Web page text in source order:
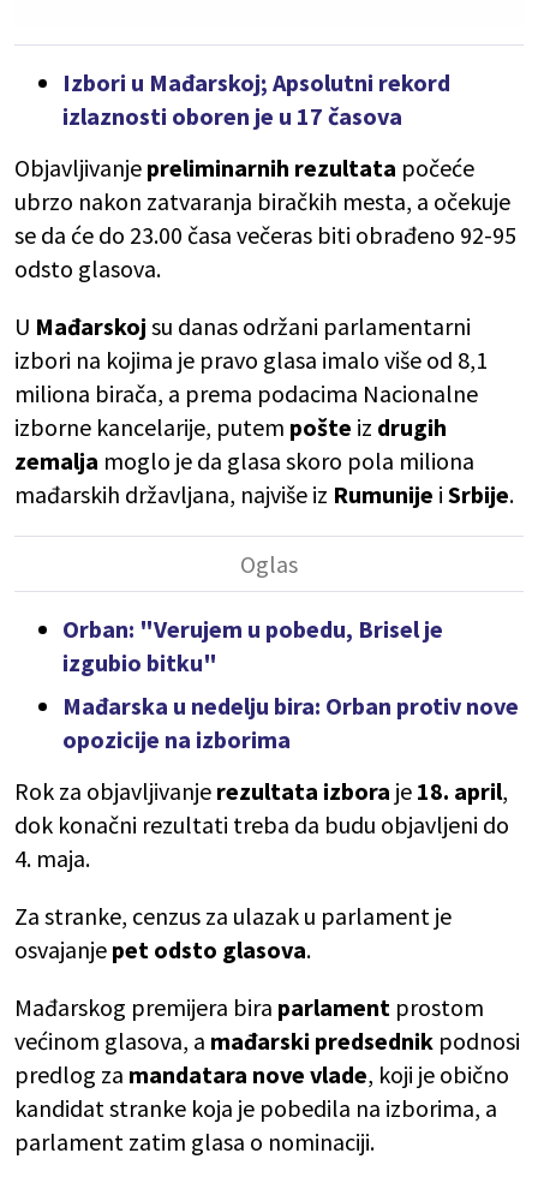
Izbori u Mađarskoj; Apsolutni rekord
izlaznosti oboren je u 17 časova
Objavljivanje preliminarnih rezultata počeće
ubrzo nakon zatvaranja biračkih mesta, a očekuje
se da će do 23.00 časa večeras biti obrađeno 92-95
odsto glasova.
U Mađarskoj su danas održani parlamentarni
izbori na kojima je pravo glasa imalo više od 8,1
miliona birača, a prema podacima Nacionalne
izborne kancelarije, putem pošte iz drugih
zemalja moglo je da glasa skoro pola miliona
mađarskih državljana, najviše iz Rumunije i Srbije.
Orban: "Verujem u pobedu, Brisel je
izgubio bitku"
Mađarska u nedelju bira: Orban protiv nove
opozicije na izborima
Rok za objavljivanje rezultata izbora je 18. april,
dok konačni rezultati treba da budu objavljeni do
4. maja.
Za stranke, cenzus za ulazak u parlament je
osvajanje pet odsto glasova.
Mađarskog premijera bira parlament prostom
većinom glasova, a mađarski predsednik podnosi
predlog za mandatara nove vlade, koji je obično
kandidat stranke koja je pobedila na izborima, a
parlament zatim glasa o nominaciji.